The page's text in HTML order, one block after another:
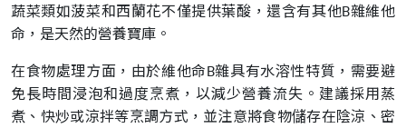
蔬菜類如菠菜和西蘭花不僅提供葉酸，還含有其他B雜維他
命，是天然的營養寶庫。
在食物處理方面，由於維他命B雜具有水溶性特質，需要避
免長時間浸泡和過度烹煮，以減少營養流失。建議採用蒸
煮、快炒或涼拌等烹調方式，並注意將食物儲存在陰涼、密